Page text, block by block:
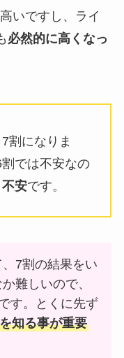
いですし、ライ
必然的に高くなっ
割になりま
では不安なの
安です。
7割の結果をい
難しいので、
す。とくに先ず
知る事が重要